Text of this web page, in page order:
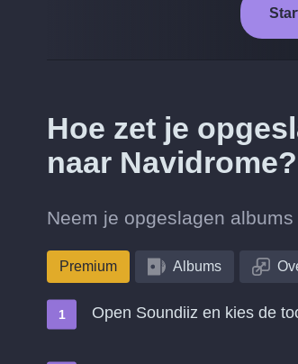
Hoe zet je
naar Navidrome?
Neem je opgeslagen
Premium Albums
Open Soundiiz en kies de